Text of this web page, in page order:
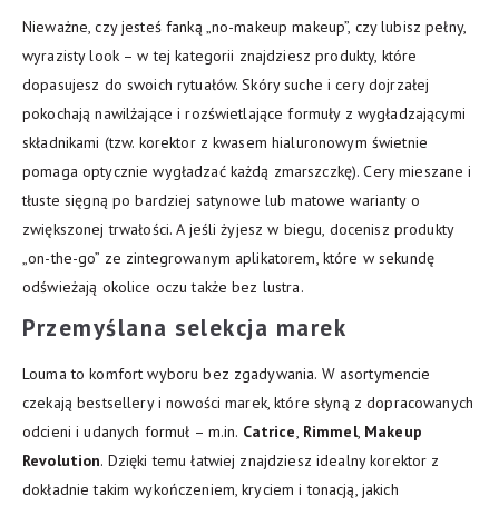
Nieważne, czy jesteś fanką „no-makeup makeup”, czy lubisz pełny,
wyrazisty look – w tej kategorii znajdziesz produkty, które
dopasujesz do swoich rytuałów. Skóry suche i cery dojrzałej
pokochają nawilżające i rozświetlające formuły z wygładzającymi
składnikami (tzw. korektor z kwasem hialuronowym świetnie
pomaga optycznie wygładzać każdą zmarszczkę). Cery mieszane i
tłuste sięgną po bardziej satynowe lub matowe warianty o
zwiększonej trwałości. A jeśli żyjesz w biegu, docenisz produkty
„on-the-go” ze zintegrowanym aplikatorem, które w sekundę
odświeżają okolice oczu także bez lustra.
Przemyślana selekcja marek
Louma to komfort wyboru bez zgadywania. W asortymencie
czekają bestsellery i nowości marek, które słyną z dopracowanych
odcieni i udanych formuł – m.in. Catrice, Rimmel, Makeup
Revolution. Dzięki temu łatwiej znajdziesz idealny korektor z
dokładnie takim wykończeniem, kryciem i tonacją, jakich